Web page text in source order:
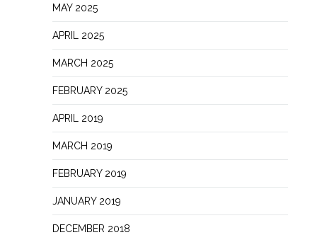
MAY 2025
APRIL 2025
MARCH 2025
FEBRUARY 2025
APRIL 2019
MARCH 2019
FEBRUARY 2019
JANUARY 2019
DECEMBER 2018